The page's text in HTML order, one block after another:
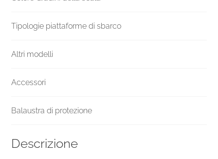
Tipologie piattaforme di sbarco
Altri modelli
Accessori
Balaustra di protezione
Descrizione